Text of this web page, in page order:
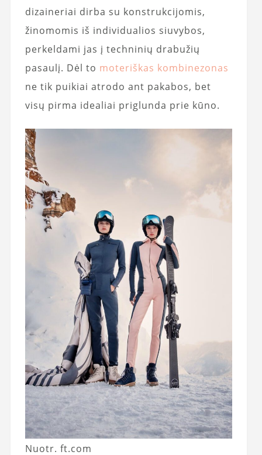
dizaineriai dirba su konstrukcijomis,
žinomomis iš individualios siuvybos,
perkeldami jas į techninių drabužių
pasaulį. Dėl to moteriškas kombinezonas
ne tik puikiai atrodo ant pakabos, bet
visų pirma idealiai priglunda prie kūno.
Nuotr. ft.com